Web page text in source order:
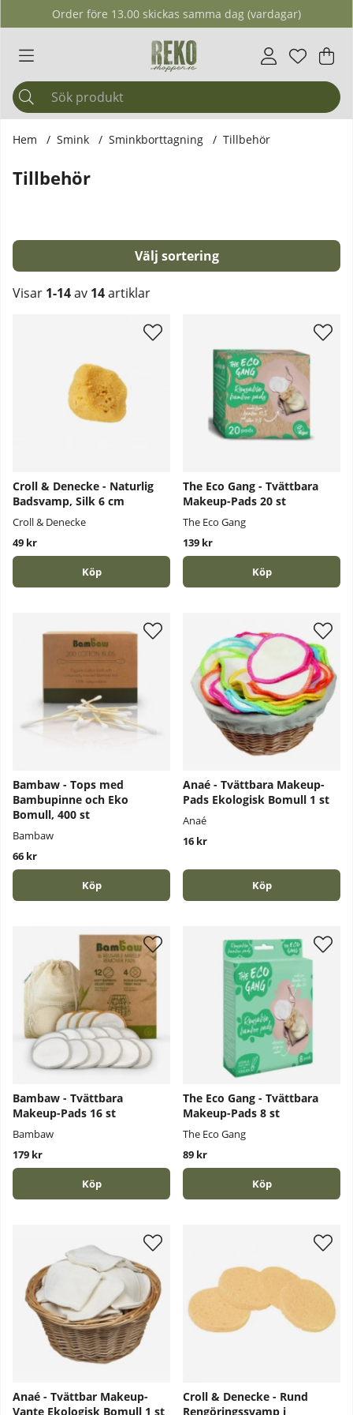
Order före 13.00 skickas samma dag (vardagar)
Antal i
. .
Hem Smink Sminkborttagning Tillbehör
Tillbehör
Sortera
Visar 1-14av 14artiklar
Croll & Denecke - Naturlig
Badsvamp, Silk 6 cm
Croll & Denecke
49 kr
Köp
The Eco Gang - Tvättbara
Makeup-Pads 20 st
The Eco Gang
139 kr
Köp
Bambaw - Tops med
Bambupinne och Eko
Bomull, 400 st
Bambaw
66 kr
Köp
Anaé - Tvättbara Makeup-
Pads Ekologisk Bomull 1 st
Anaé
16 kr
Köp
Bambaw - Tvättbara
Makeup-Pads 16 st
Bambaw
179 kr
Köp
The Eco Gang - Tvättbara
Makeup-Pads 8 st
The Eco Gang
89 kr
Köp
Anaé - Tvättbar Makeup-
Vante Ekologisk Bomull 1 st
Croll & Denecke - Rund
Rengöringssvamp i